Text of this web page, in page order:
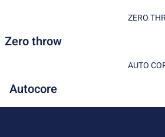
Zero throw
Autocore